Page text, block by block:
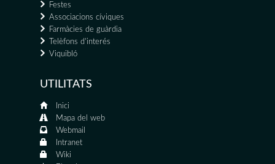
Festes
Associacions cíviques
Farmàcies de guàrdia
Telèfons d'interés
Viquibló
UTILITATS
Inici
Mapa del web
Webmail
Intranet
Wiki